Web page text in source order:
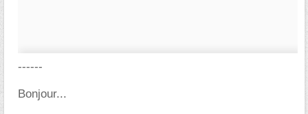
------
Bonjour...